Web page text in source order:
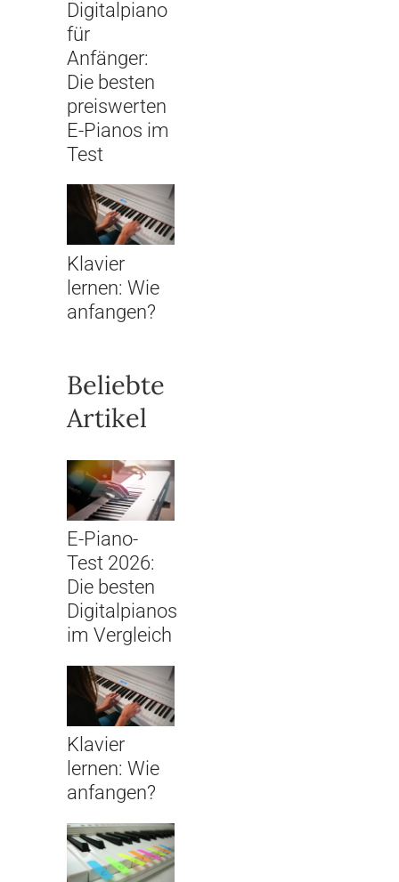
Digitalpiano
für
Anfänger:
Die besten
preiswerten
E-Pianos im
Test
Klavier
lernen: Wie
anfangen?
Beliebte
Artikel
E-Piano-
Test 2026:
Die besten
Digitalpianos
im Vergleich
Klavier
lernen: Wie
anfangen?